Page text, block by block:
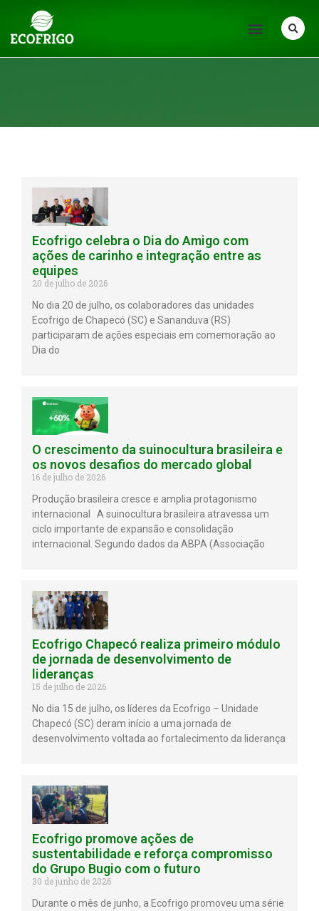
Ecofrigo celebra o Dia do Amigo com
ações de carinho e integração entre as
equipes
20 de julho de 2026
No dia 20 de julho, os colaboradores das unidades
Ecofrigo de Chapecó (SC) e Sananduva (RS)
participaram de ações especiais em comemoração ao
Dia do
O crescimento da suinocultura brasileira e
os novos desafios do mercado global
16 de julho de 2026
Produção brasileira cresce e amplia protagonismo
internacional A suinocultura brasileira atravessa um
ciclo importante de expansão e consolidação
internacional. Segundo dados da ABPA (Associação
Ecofrigo Chapecó realiza primeiro módulo
de jornada de desenvolvimento de
lideranças
15 de julho de 2026
No dia 15 de julho, os líderes da Ecofrigo – Unidade
Chapecó (SC) deram início a uma jornada de
desenvolvimento voltada ao fortalecimento da liderança
Ecofrigo promove ações de
sustentabilidade e reforça compromisso
do Grupo Bugio com o futuro
30 de junho de 2026
Durante o mês de junho, a Ecofrigo promoveu uma série